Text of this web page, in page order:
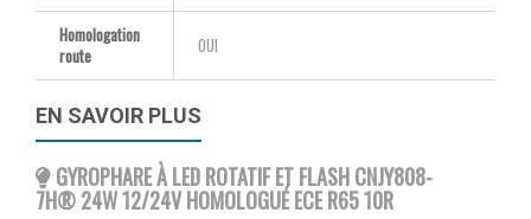
Homologation
route
OUI
EN SAVOIR PLUS
GYROPHARE À LED ROTATIF ET FLASH CNJY808-
7H® 24W 12/24V HOMOLOGUÉ ECE R65 10R